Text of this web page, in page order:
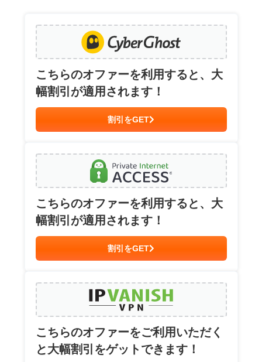
こちらのオファーを利用すると、大
幅割引が適用されます！
割引をGET
こちらのオファーを利用すると、大
幅割引が適用されます！
割引をGET
こちらのオファーをご利用いただく
と大幅割引をゲットできます！